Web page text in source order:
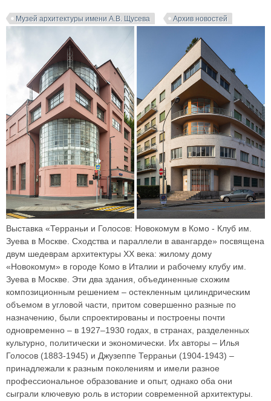
Музей архитектуры имени А.В. Щусева Архив новостей
Выставка «Терраньи и Голосов: Новокомум в Комо - Клуб им.
Зуева в Москве. Сходства и параллели в авангарде» посвящена
двум шедеврам архитектуры ХХ века: жилому дому
«Новокомум» в городе Комо в Италии и рабочему клубу им.
Зуева в Москве. Эти два здания, объединенные схожим
композиционным решением – остекленным цилиндрическим
объемом в угловой части, притом совершенно разные по
назначению, были спроектированы и построены почти
одновременно – в 1927–1930 годах, в странах, разделенных
культурно, политически и экономически. Их авторы – Илья
Голосов (1883-1945) и Джузеппе Терраньи (1904-1943) –
принадлежали к разным поколениям и имели разное
профессиональное образование и опыт, однако оба они
сыграли ключевую роль в истории современной архитектуры.